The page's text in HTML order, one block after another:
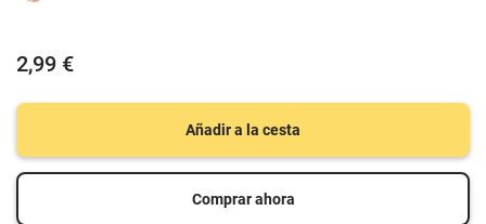
2,99 €
Añadir a la cesta
Comprar ahora